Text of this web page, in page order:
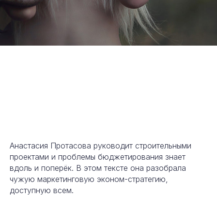
Анастасия Протасова руководит строительными
проектами и проблемы бюджетирования знает
вдоль и поперёк. В этом тексте она разобрала
чужую маркетинговую эконом-стратегию,
доступную всем.